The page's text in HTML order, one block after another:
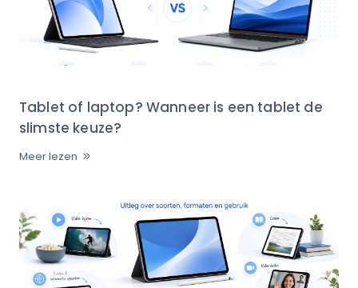
Tablet of laptop? Wanneer is een tablet de
slimste keuze?
Meer lezen